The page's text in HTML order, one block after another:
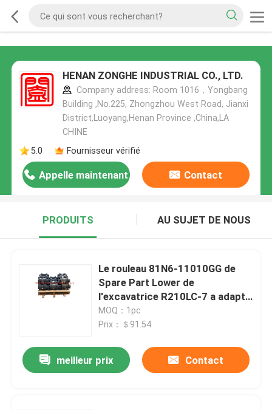
HENAN ZONGHE INDUSTRIAL CO., LTD.
Company address: Room 1016，Yongbang
Building ,No.225, Zhongzhou West Road, Jianxi
District,Luoyang,Henan Province ,China,LA
CHINE
5.0
Fournisseur vérifié
Appelle maintenant Contact
PRODUITS AU SUJET DE NOUS
Le rouleau 81N6-11010GG de
Spare Part Lower de
l'excavatrice R210LC-7 a adapté
aux besoins du client
MOQ：1pc
Prix：＄91.54
meilleur prix Contact